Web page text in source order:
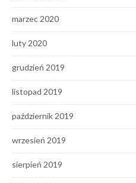
marzec 2020
luty 2020
grudzień 2019
listopad 2019
październik 2019
wrzesień 2019
sierpień 2019